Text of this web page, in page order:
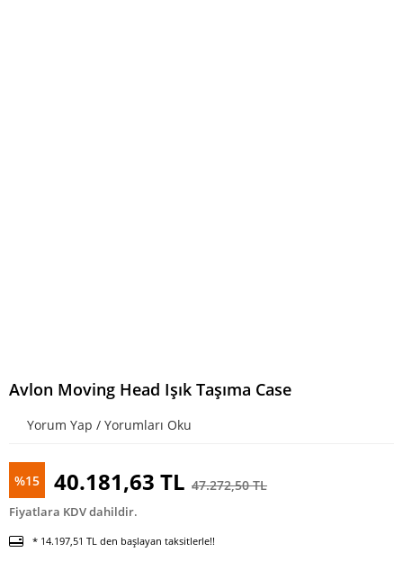
Avlon Moving Head Işık Taşıma Case
Yorum Yap / Yorumları Oku
%15 40.181,63 TL 47.272,50 TL
Fiyatlara KDV dahildir.
* 14.197,51 TL den başlayan taksitlerle!!